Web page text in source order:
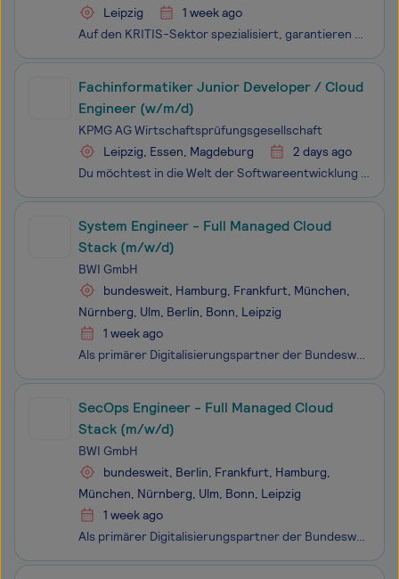
Leipzig
1 week ago
Auf den KRITIS-Sektor spezialisiert, garantieren wir den digitalen Erfolg unserer Kunden unter höchsten Sicherheits- und Qualitätsstandards. Wer bei EWERK arbeitet, gestaltet aktiv an der digitalen Transformation von Wirtschaft, Politik und Gesellschaft mit und muss trotz der hohen Relevanz des eige
Fachinformatiker Junior Developer / Cloud
Engineer (w/m/d)
KPMG AG Wirtschaftsprüfungsgesellschaft
Leipzig, Essen, Magdeburg
2 days ago
Du möchtest in die Welt der Softwareentwicklung oder Cloud‑Technologien einsteigen und mit Deinen Skills echte Wirkung erzielen? Bei uns arbeitest Du an realen Lösungen mit – von modernen Backend‑Anwendungen über REST‑APIs bis hin zu ersten Cloud‑Workloads auf Azure, AWS oder GCP. In Deiner Rolle un
System Engineer - Full Managed Cloud
Stack (m/w/d)
BWI GmbH
bundesweit, Hamburg, Frankfurt, München,
Nürnberg, Ulm, Berlin, Bonn, Leipzig
1 week ago
Als primärer Digitalisierungspartner der Bundeswehr erbringen wir stabile, sichere und effiziente IT-Services im In- und Ausland, vom Grundbetrieb bis in den einsatznahen Bereich und tragen so zur kontinuierlichen Erhöhung der Führungs- und Einsatzfähigkeit der Bundeswehr bei. Mit über 8.000 Kolleg*
SecOps Engineer - Full Managed Cloud
Stack (m/w/d)
BWI GmbH
bundesweit, Berlin, Frankfurt, Hamburg,
München, Nürnberg, Ulm, Bonn, Leipzig
1 week ago
Als primärer Digitalisierungspartner der Bundeswehr erbringen wir stabile, sichere und effiziente IT-Services im In- und Ausland, vom Grundbetrieb bis in den einsatznahen Bereich und tragen so zur kontinuierlichen Erhöhung der Führungs- und Einsatzfähigkeit der Bundeswehr bei. Mit über 8.000 Kolleg*